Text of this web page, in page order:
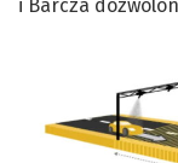
i Barcza